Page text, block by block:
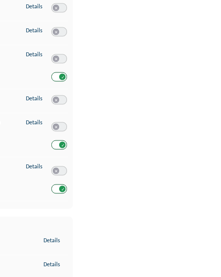
Details zu Erstellung von Profilen für personalisierte Werbung
Details zu Verwendung von Profilen zur Auswahl personalisierter Werbung
Details zu Messung der Werbeleistung
Details zu Messung der Performance von Inhalten
Details zu Analyse von Zielgruppen durch Statistiken oder Kombinationen von
Details zu Entwicklung und Verbesserung der Angebote
Details
Details